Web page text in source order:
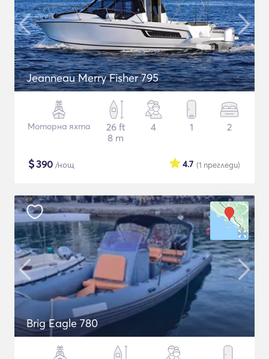
Jeanneau Merry Fisher 795
Моторна яхта
26 ft
8 m
4 1 2
$390 /нощ (1 прегледи)
4.7
Brig Eagle 780